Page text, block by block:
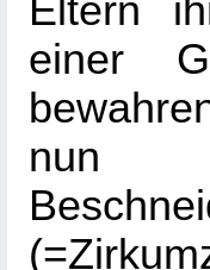
Eltern
einer
nun